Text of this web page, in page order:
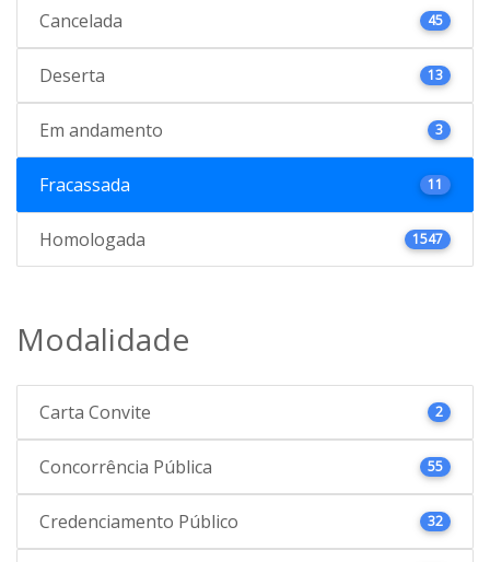
Cancelada 45
Deserta 13
Em andamento 3
Fracassada 11
Homologada 1547
Modalidade
Carta Convite 2
Concorrência Pública 55
Credenciamento Público 32